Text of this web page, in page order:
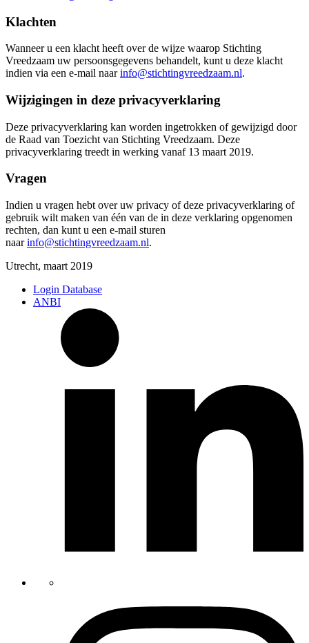
Klachten
Wanneer u een klacht heeft over de wijze waarop Stichting
Vreedzaam uw persoonsgegevens behandelt, kunt u deze klacht
indien via een e-mail naarinfo@stichtingvreedzaam.nl.
Wijzigingen in deze privacyverklaring
Deze privacyverklaring kan worden ingetrokken of gewijzigd door
de Raad van Toezicht van Stichting Vreedzaam. Deze
privacyverklaring treedt in werking vanaf 13 maart 2019.
Vragen
Indien u vragen hebt over uw privacy of deze privacyverklaring of
gebruik wilt maken van één van de in deze verklaring opgenomen
rechten, dan kunt u een e-mail sturen
naarinfo@stichtingvreedzaam.nl.
Utrecht, maart 2019
Login Database
ANBI